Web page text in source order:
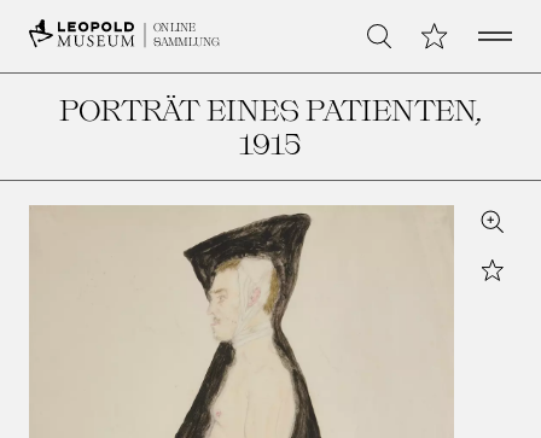
ONLINE
SAMMLUNG
Suche Meine Open
PORTRÄT EINES PATIENTEN,
1915
Zoom
Star